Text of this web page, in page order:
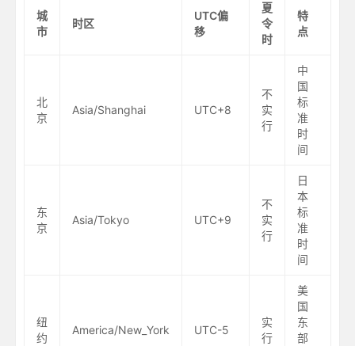
城
市
时区
UTC偏
移
夏
令
时
特
点
北
京
Asia/Shanghai UTC+8
不
实
行
中
国
标
准
时
间
东
京
Asia/Tokyo UTC+9
不
实
行
日
本
标
准
时
间
纽
约
America/New_York UTC-5
实
行
美
国
东
部